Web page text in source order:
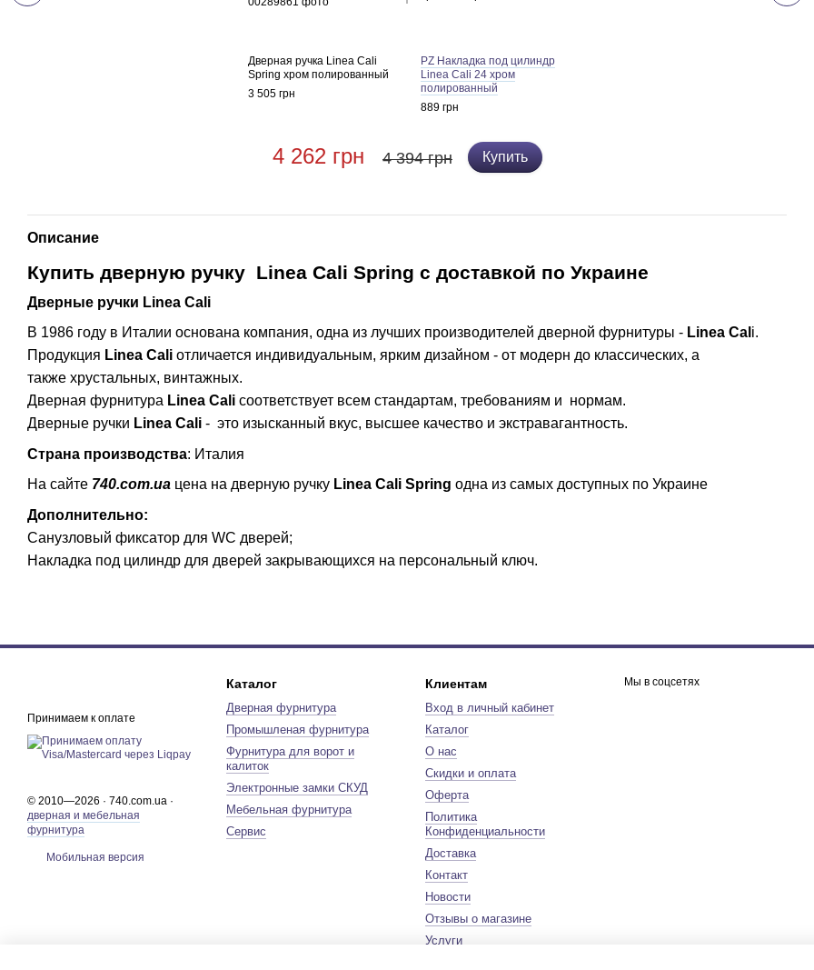
Дверная ручка Linea Cali
Spring хром полированный
3 505 грн
PZ Накладка под цилиндр
Linea Cali 24 хром
полированный
889 грн
4 262 грн 4 394 грн Купить
Описание
Купить дверную ручку Linea Cali Spring с доставкой по Украине
Дверные ручки Linea Cali
В 1986 году в Италии основана компания, одна из лучших производителей дверной фурнитуры - Linea Cal i.
Продукция Linea Cali отличается индивидуальным, ярким дизайном - от модерн до классических, а
также хрустальных, винтажных.
Дверная фурнитура Linea Cali соответствует всем стандартам, требованиям и нормам.
Дверные ручки Linea Cali - это изысканный вкус, высшее качество и экстравагантность.
Страна производства: Италия
На сайте 740.com.ua цена на дверную ручку Linea Cali Spring одна из самых доступных по Украине
Дополнительно:
Санузловый фиксатор для WC дверей;
Накладка под цилиндр для дверей закрывающихся на персональный ключ.
Принимаем к оплате
© 2010—2026 · 740.com.ua ·
дверная и мебельная
фурнитура
Мобильная версия
Каталог
Дверная фурнитура
Промышленая фурнитура
Фурнитура для ворот и
калиток
Электронные замки СКУД
Мебельная фурнитура
Сервис
Клиентам
Вход в личный кабинет
Каталог
О нас
Скидки и оплата
Оферта
Политика
Конфиденциальности
Доставка
Контакт
Новости
Отзывы о магазине
Услуги
Мы в соцсетях